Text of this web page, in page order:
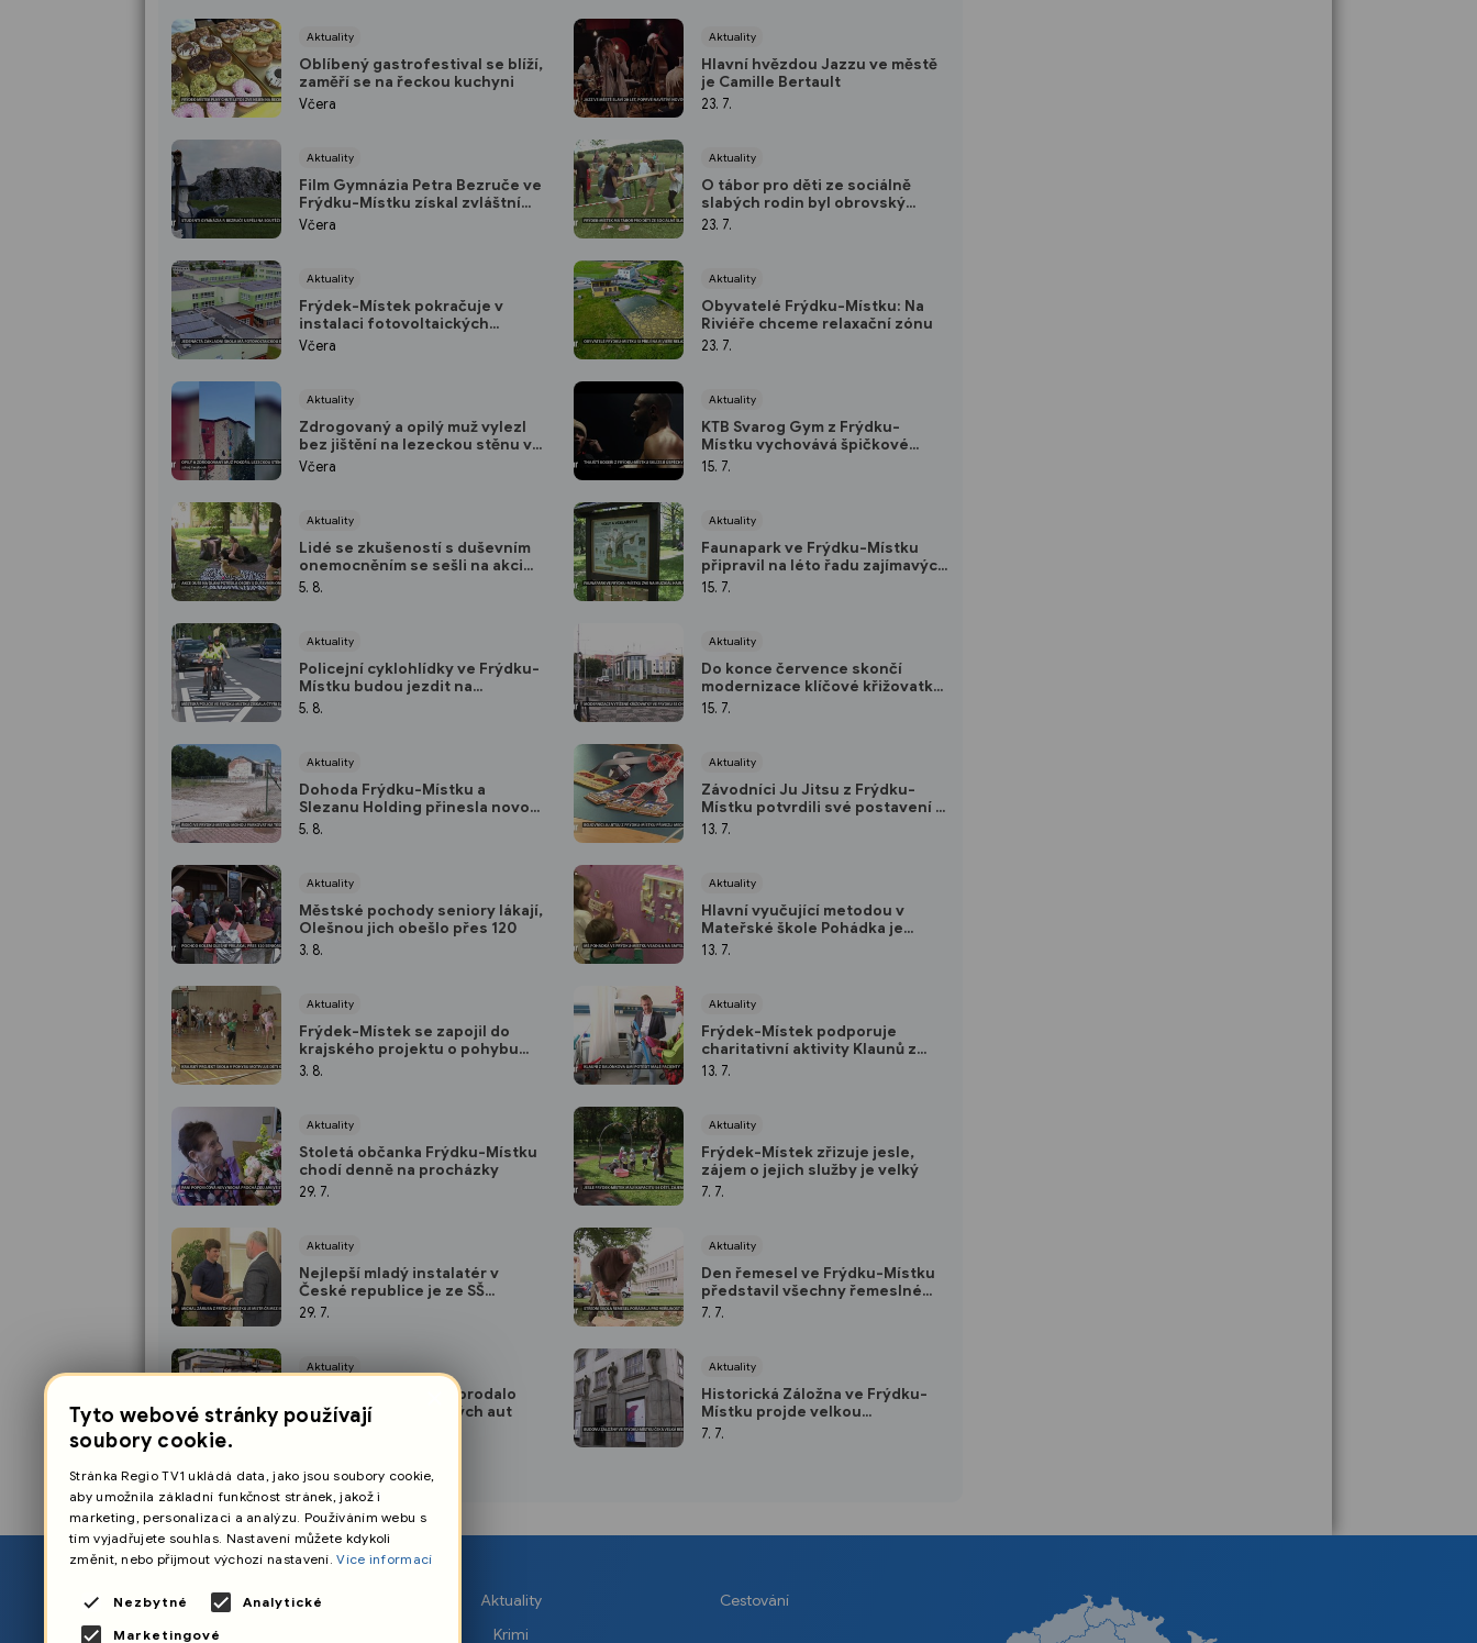
Aktuality
Oblíbený gastrofestival se blíží,
zaměří se na řeckou kuchyni
Včera
Aktuality
Film Gymnázia Petra Bezruče ve
Frýdku-Místku získal zvláštní
cenu na soutěži Envofilm
Včera
Aktuality
Frýdek-Místek pokračuje v
instalaci fotovoltaických
elektráren
Včera
Aktuality
Zdrogovaný a opilý muž vylezl
bez jištění na lezeckou stěnu ve
Frýdku-Místku
Včera
Aktuality
Lidé se zkušeností s duševním
onemocněním se sešli na akci
Duše na dlani
5. 8.
Aktuality
Policejní cyklohlídky ve Frýdku-
Místku budou jezdit na
elektrokolech
5. 8.
Aktuality
Dohoda Frýdku-Místku a
Slezanu Holding přinesla novou
parkovací plochu
5. 8.
Aktuality
Městské pochody seniory lákají,
Olešnou jich obešlo přes 120
3. 8.
Aktuality
Frýdek-Místek se zapojil do
krajského projektu o pohybu
dětí, ale založil i svůj
3. 8.
Aktuality
Stoletá občanka Frýdku-Místku
chodí denně na procházky
29. 7.
Aktuality
Nejlepší mladý instalatér v
České republice je ze SŠ
řemesel ve Frýdku-Místku
29. 7.
Aktuality
V úspěšné dražbě se prodalo
všech šest odstavených aut
Aktuality
Hlavní hvězdou Jazzu ve městě
je Camille Bertault
23. 7.
Aktuality
O tábor pro děti ze sociálně
slabých rodin byl obrovský
zájem
23. 7.
Aktuality
Obyvatelé Frýdku-Místku: Na
Riviéře chceme relaxační zónu
23. 7.
Aktuality
KTB Svarog Gym z Frýdku-
Místku vychovává špičkové
thajské boxery
15. 7.
Aktuality
Faunapark ve Frýdku-Místku
připravil na léto řadu zajímavých
akcí
15. 7.
Aktuality
Do konce července skončí
modernizace klíčové křižovatky
ve Frýdku
15. 7.
Aktuality
Závodníci Ju Jitsu z Frýdku-
Místku potvrdili své postavení v
evropské špičce
13. 7.
Aktuality
Hlavní vyučující metodou v
Mateřské škole Pohádka je
smyslohraní
13. 7.
Aktuality
Frýdek-Místek podporuje
charitativní aktivity Klaunů z
Balónkova
13. 7.
Aktuality
Frýdek-Místek zřizuje jesle,
zájem o jejich služby je velký
7. 7.
Aktuality
Den řemesel ve Frýdku-Místku
představil všechny řemeslné
obory na střední škole
7. 7.
Aktuality
Historická Záložna ve Frýdku-
Místku projde velkou
rekonstrukcí
7. 7.
O nás
Nastavení cookies
Aktuality
Krimi
Cestování
Tyto webové stránky používají
soubory cookie.
Stránka Regio TV1 ukládá data, jako jsou soubory cookie,
aby umožnila základní funkčnost stránek, jakož i
marketing, personalizaci a analýzu. Používáním webu s
tím vyjadřujete souhlas. Nastavení můžete kdykoli
změnit, nebo přijmout výchozí nastavení.Více informací
Nezbytné
Analytické
Marketingové